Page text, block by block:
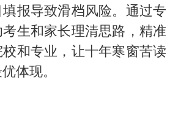
报导致滑档风险。通过专
生和家长理清思路，精准
和专业，让十年寒窗苦读
体现。